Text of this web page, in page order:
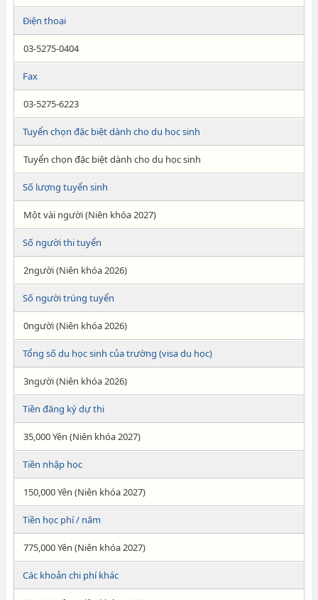
Điện thoại
03-5275-0404
Fax
03-5275-6223
Tuyển chọn đặc biệt dành cho du học sinh
Tuyển chọn đặc biệt dành cho du học sinh
Số lượng tuyển sinh
Một vài người (Niên khóa 2027)
Số người thi tuyển
2người (Niên khóa 2026)
Số người trúng tuyển
0người (Niên khóa 2026)
Tổng số du học sinh của trường (visa du học)
3người (Niên khóa 2026)
Tiền đăng ký dự thi
35,000 Yên (Niên khóa 2027)
Tiền nhập học
150,000 Yên (Niên khóa 2027)
Tiền học phí / năm
775,000 Yên (Niên khóa 2027)
Các khoản chi phí khác